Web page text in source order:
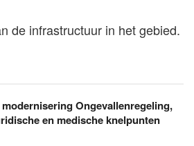
de infrastructuur in het gebied.
Ongevallenregeling,
en medische knelpunten